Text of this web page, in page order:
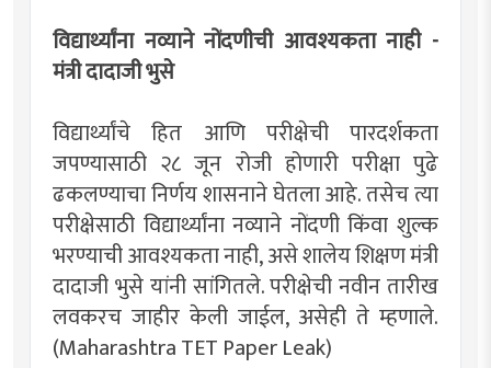
विद्यार्थ्यांना नव्याने नोंदणीची आवश्यकता नाही -
मंत्री दादाजी भुसे
विद्यार्थ्यांचे हित आणि परीक्षेची पारदर्शकता
जपण्यासाठी २८ जून रोजी होणारी परीक्षा पुढे
ढकलण्याचा निर्णय शासनाने घेतला आहे. तसेच त्या
परीक्षेसाठी विद्यार्थ्यांना नव्याने नोंदणी किंवा शुल्क
भरण्याची आवश्यकता नाही, असे शालेय शिक्षण मंत्री
दादाजी भुसे यांनी सांगितले. परीक्षेची नवीन तारीख
लवकरच जाहीर केली जाईल, असेही ते म्हणाले.
(Maharashtra TET Paper Leak)